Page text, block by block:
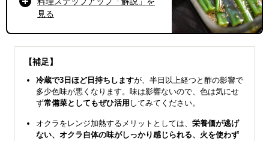
見る
【補足】
冷蔵で3日ほど日持ちしますが、半日以上経つと酢の影響で
多少色味が悪くなります。味は影響ないので、色は気にせ
ず常備菜としてもぜひ活用 してみてください。
オクラをレンジ加熱するメリットとしては、 栄養価が逃げ
ない、オクラ自体の味がしっかり感じられる、火を使わず